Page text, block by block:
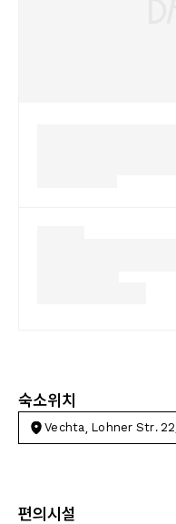
숙소위치
Vechta, Lohner Str. 22
편의시설